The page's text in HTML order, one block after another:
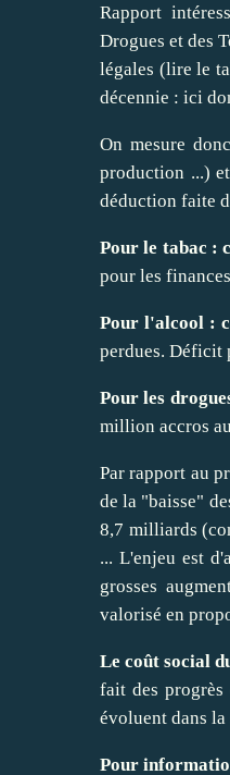
Rapport
Drogues et des
légales (lire le
décennie : ici
On mesure
production ...)
déduction faite
Pour le tabac :
pour les
Pour l'alcool :
perdues. Déficit
Pour les
million accros
Par rapport au
de la "baisse"
8,7 milliards
... L'enjeu est
grosses
valorisé en
Le coût social
fait des progrès
évoluent dans
Pour